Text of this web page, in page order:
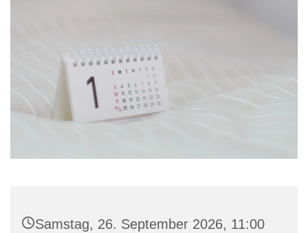
Samstag, 26. September 2026, 11:00